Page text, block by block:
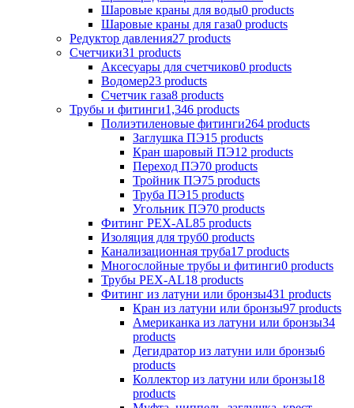
Шаровые краны для воды0 products
Шаровые краны для газа0 products
Редуктор давления27 products
Счетчики31 products
Аксесуары для счетчиков0 products
Водомер23 products
Счетчик газа8 products
Трубы и фитинги1,346 products
Полиэтиленовые фитинги264 products
Заглушка ПЭ15 products
Кран шаровый ПЭ12 products
Переход ПЭ70 products
Тройник ПЭ75 products
Труба ПЭ15 products
Угольник ПЭ70 products
Фитинг PEX-AL85 products
Изоляция для труб0 products
Канализационная труба17 products
Многослойные трубы и фитинги0 products
Трубы PEX-AL18 products
Фитинг из латуни или бронзы431 products
Кран из латуни или бронзы97 products
Американка из латуни или бронзы34
products
Дегидратор из латуни или бронзы6
products
Коллектор из латуни или бронзы18
products